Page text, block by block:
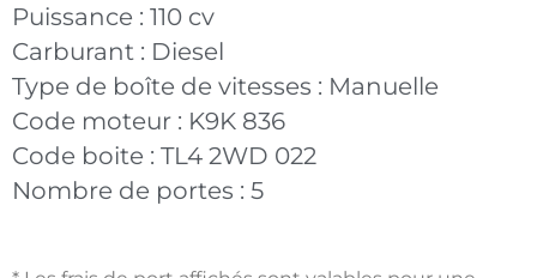
Puissance : 110 cv
Carburant : Diesel
Type de boîte de vitesses : Manuelle
Code moteur : K9K 836
Code boite : TL4 2WD 022
Nombre de portes : 5